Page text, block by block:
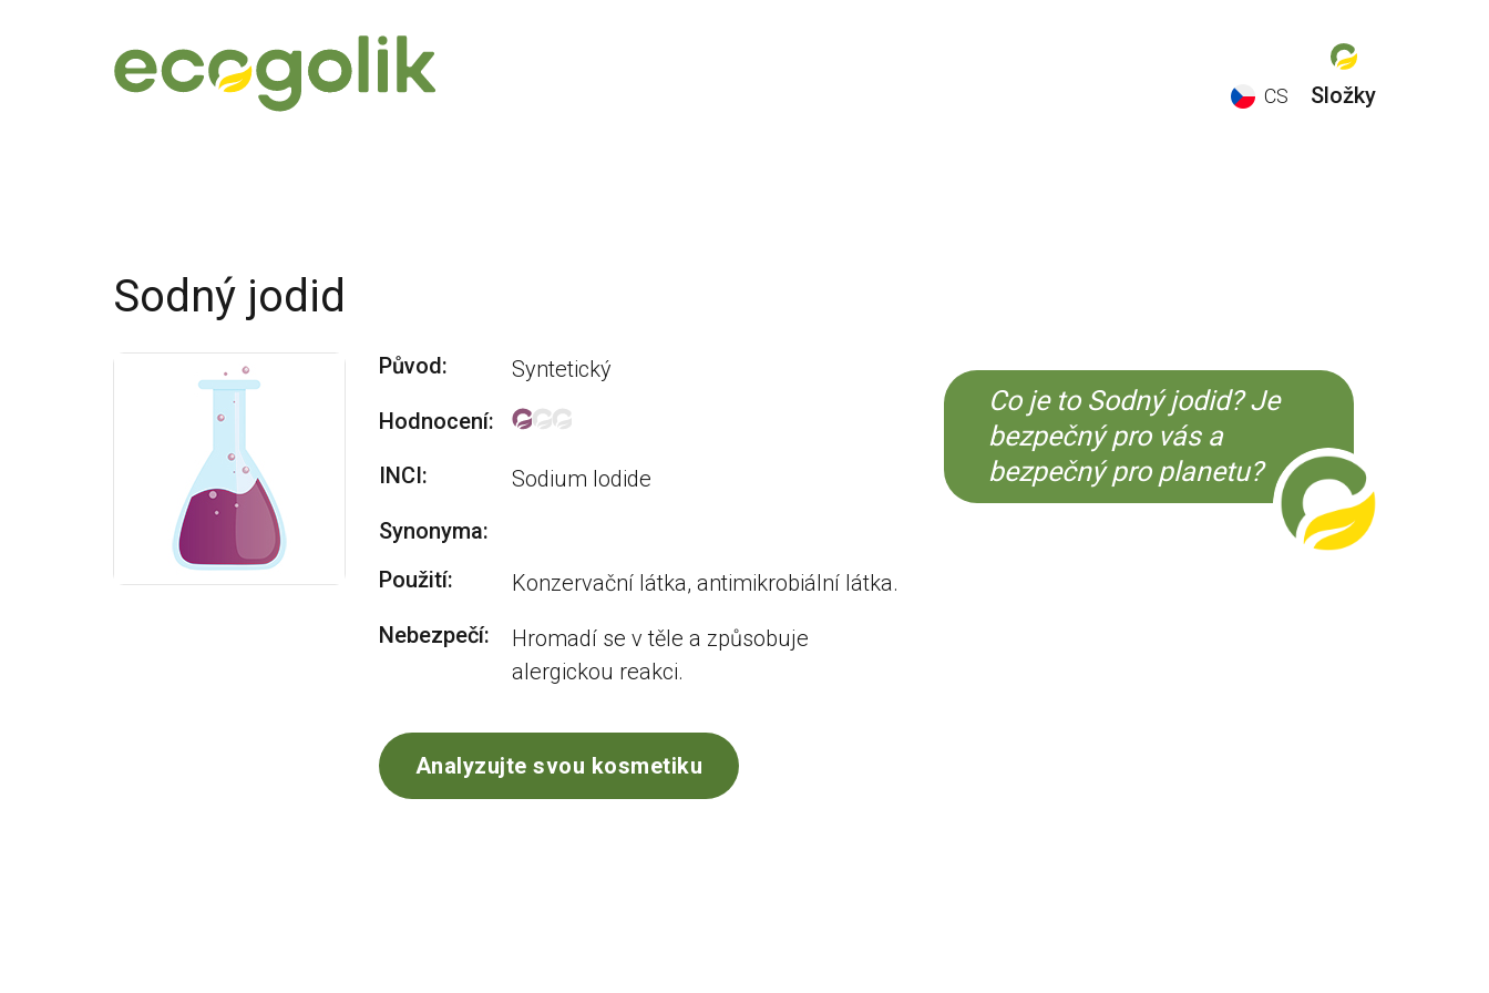
CS
Složky
Co je to Sodný jodid? Je
bezpečný pro vás a
bezpečný pro planetu?
Sodný jodid
Původ:
Syntetický
Hodnocení:
INCI:
Sodium Iodide
Synonyma:
Použití:
Konzervační látka, antimikrobiální látka.
Nebezpečí:
Hromadí se v těle a způsobuje
alergickou reakci.
Analyzujte svou kosmetiku